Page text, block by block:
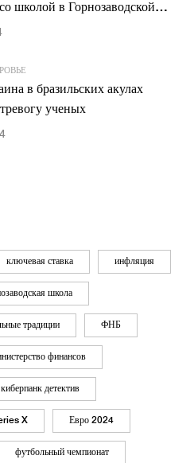
школой в Горнозаводской
в бразильских акулах
ученых
ключевая ставка инфляция
школа
традиции ФНБ
финансов
киберпанк детектив
X Евро 2024
футбольный чемпионат